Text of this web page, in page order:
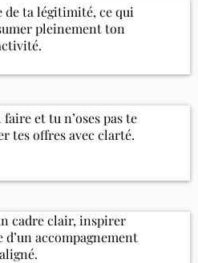
de ta légitimité, ce qui
pleinement ton
et tu n’oses pas te
tes offres avec clarté.
cadre clair, inspirer
accompagnement
aligné.